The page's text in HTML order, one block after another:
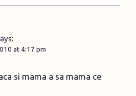
at 4:17 pm
si mama a sa mama ce